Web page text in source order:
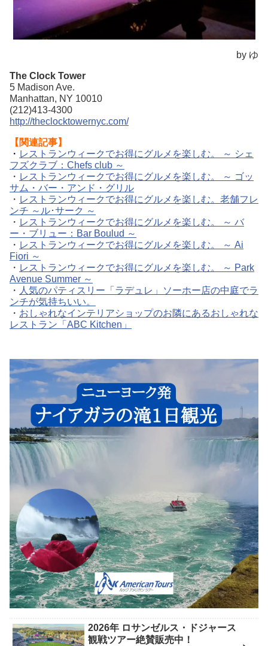
by ゆ
The Clock Tower
5 Madison Ave.
Manhattan, NY 10010
(212)413-4300
http://theclocktowernyc.com/
【関連記事】
・ レストランウィークでお得にグルメを楽しむ。 ～ シェ
フズクラブ：Chefs club ～
・ レストランウィークでお得にグルメを楽しむ。 ～ ゴッ
サム・バー・アンド・グリル
・ レストランウィークでお得にグルメを楽しむ。老舗フレ
ンチ ～ル･サーク ～
・ レストランウィークでお得にグルメを楽しむ。 ～ バ
ー・ブリュー：Bar Boulud ～
・ レストランウィークでお得にグルメを楽しむ。 ～ Ai
Fiori ～
・ レストランウィークでお得にグルメを楽しむ。 ～ Park
Avenue Summer ～
・ 人気のパティスリー「ラデュレ」ソーホー店の中庭でラ
ンチが気持ちいい。
・ おしゃれなインテリアショップのお隣にあるおしゃれな
レストラン「ABC Kitchen」
2026年 ロサンゼルス・ドジャース
観戦ツアー絶賛販売中！